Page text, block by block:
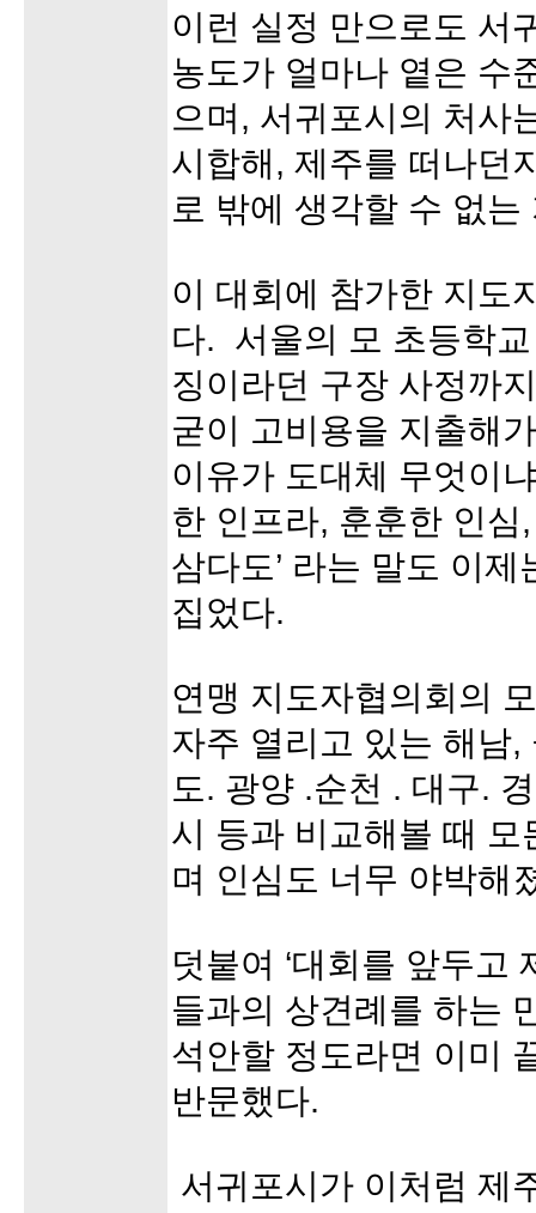
이런 실정 만으로도 서
농도가 얼마나 옅은 수
으며, 서귀포시의 처사
시합해, 제주를 떠나던
로 밖에 생각할 수 없
이 대회에 참가한 지도
다. 서울의 모 초등학
징이라던 구장 사정까
굳이 고비용을 지출해
이유가 도대체 무엇이
한 인프라, 훈훈한 인심
삼다도’ 라는 말도 이제
집었다.
연맹 지도자협의회의
자주 열리고 있는 해남
도. 광양 .순천 . 대구.
시 등과 비교해볼 때
며 인심도 너무 야박해
덧붙여 ‘대회를 앞두고
들과의 상견례를 하는
석안할 정도라면 이미
반문했다.
서귀포시가 이처럼 제